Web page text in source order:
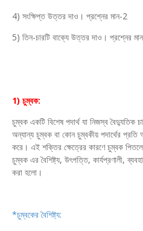
4) সংক্ষিপ্ত উত্তর দাও। প্রশ্নের মান-2
5) তিন-চারটি বাক্যে উত্তর দাও। প্রশ্নের
1) চুম্বক:
চুম্বক একটি বিশেষ পদার্থ যা নিজস্ব বৈদ্যুতিক
অন্যান্য চুম্বক বা কোন চুম্বকীয় পদার্থের
করে। এই শক্তির ক্ষেত্রের কারণে চুম্বক
চুম্বক এর বৈশিষ্ট্য, উৎপত্তি, কার্যপ্রণালী,
করা হলো।
*চুম্বকের বৈশিষ্ট্য: